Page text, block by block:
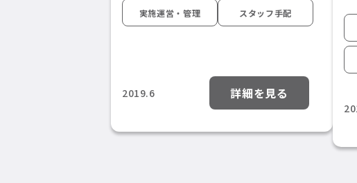
実施運営・管理 スタッフ手配
2019.6 詳細を見る